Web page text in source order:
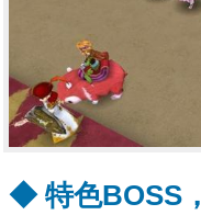
◆ 特色BOSS